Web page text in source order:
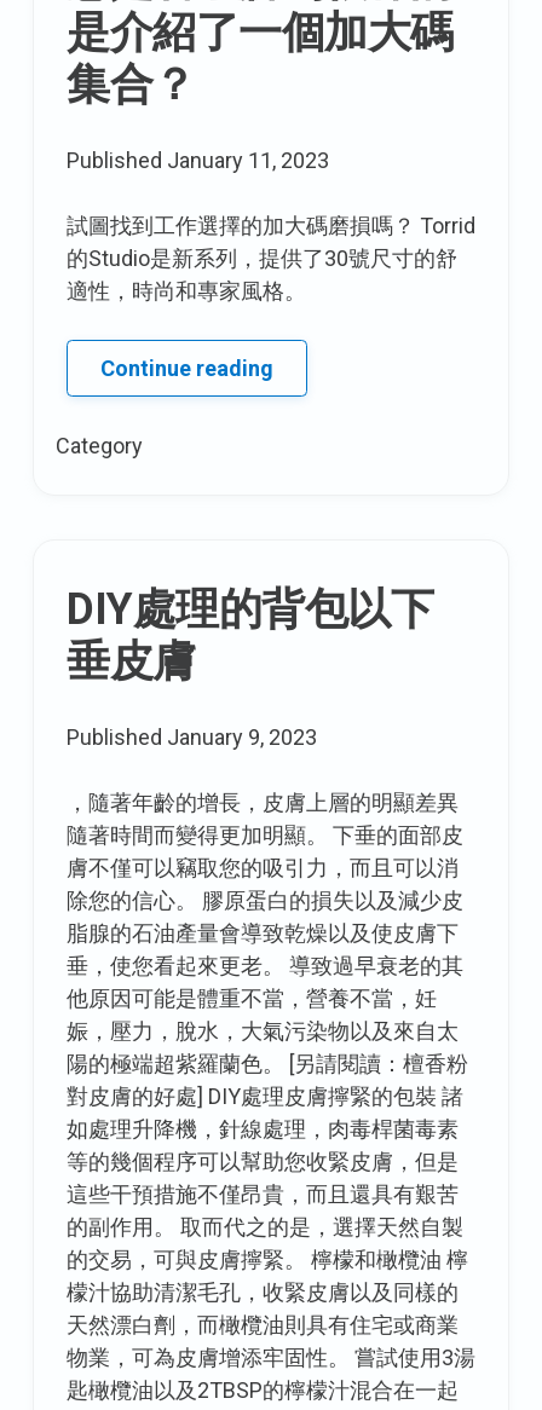
碼
週
是介紹了一個加大碼
集合？
Published January 11, 2023
試圖找到工作選擇的加大碼磨損嗎？ Torrid
的Studio是新系列，提供了30號尺寸的舒
適性，時尚和專家風格。
Continue reading您
是
棒
的
紹
一
個
加
大
碼
集
合？
Category
DIY處理的背包以下
垂皮膚
Published January 9, 2023
，隨著年齡的增長，皮膚上層的明顯差異
隨著時間而變得更加明顯。 下垂的面部皮
膚不僅可以竊取您的吸引力，而且可以消
除您的信心。 膠原蛋白的損失以及減少皮
脂腺的石油產量會導致乾燥以及使皮膚下
垂，使您看起來更老。 導致過早衰老的其
他原因可能是體重不當，營養不當，妊
娠，壓力，脫水，大氣污染物以及來自太
陽的極端超紫羅蘭色。 [另請閱讀：檀香粉
對皮膚的好處] DIY處理皮膚擰緊的包裝 諸
如處理升降機，針線處理，肉毒桿菌毒素
等的幾個程序可以幫助您收緊皮膚，但是
這些干預措施不僅昂貴，而且還具有艱苦
的副作用。 取而代之的是，選擇天然自製
的交易，可與皮膚擰緊。 檸檬和橄欖油 檸
檬汁協助清潔毛孔，收緊皮膚以及同樣的
天然漂白劑，而橄欖油則具有住宅或商業
物業，可為皮膚增添牢固性。 嘗試使用3湯
匙橄欖油以及2TBSP的檸檬汁混合在一起